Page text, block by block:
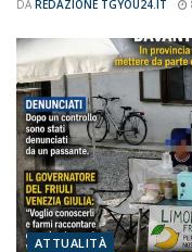
DA REDAZIONE TGYOU24.IT
ATTUALITÀ